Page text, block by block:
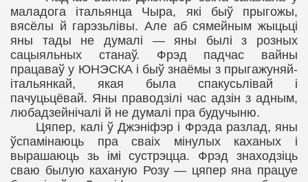
маладога італьянца Чыра, які быў прыгожы,
вясёлы й гарэзьлівы. Але аб сямейным жыцьці
яны тады не думалі —яны былі з розных
сацыяльных станаў. Фрэд падчас вайны
працаваў у ЮНЭСКА і быў знаёмы з прыгажуняй-
італьянкай, якая была спакусьлівай і
пачуцьцёвай. Яны праводзілі час адзін з адным,
любадзейнічалі й не думалі пра будучыню.
Цяпер, калі ў Джэніфэр і Фрэда разлад, яны
ўспамінаюць пра сваіх мінулых каханых і
вырашаюць зь імі сустрэцца. Фрэд знаходзіць
сваю былую каханую Розу— цяпер яна працуе